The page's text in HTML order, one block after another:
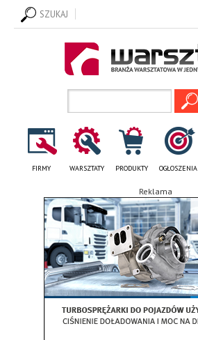
SZUKAJ
FIRMY WARSZTATY PRODUKTY OGŁOSZENIA
Reklama